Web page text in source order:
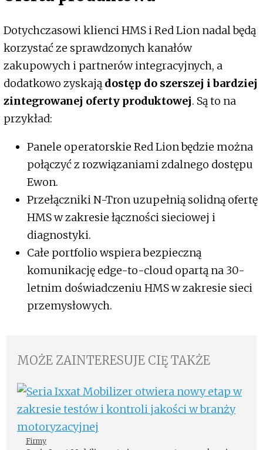
Dotychczasowi klienci HMS i Red Lion nadal będą
korzystać ze sprawdzonych kanałów
zakupowych i partnerów integracyjnych, a
dodatkowo zyskają dostęp do szerszej i bardziej
zintegrowanej oferty produktowej. Są to na
przykład:
Panele operatorskie Red Lion będzie można
połączyć z rozwiązaniami zdalnego dostępu
Ewon.
Przełączniki N-Tron uzupełnią solidną ofertę
HMS w zakresie łączności sieciowej i
diagnostyki.
Całe portfolio wspiera bezpieczną
komunikację edge-to-cloud opartą na 30-
letnim doświadczeniu HMS w zakresie sieci
przemysłowych.
MOŻE ZAINTERESUJE CIĘ TAKŻE
Firmy